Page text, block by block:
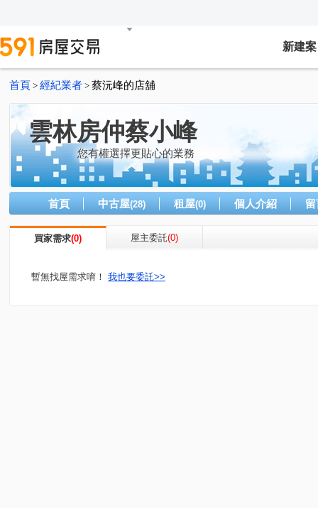
新建案
首頁 > 經紀業者 > 蔡沅峰的店舖
雲林房仲蔡小峰
您有權選擇更貼心的業務
首頁 中古屋(28) 租屋(0) 個人介紹
買家需求(0) 屋主委託(0)
暫無找屋需求唷！ 我也要委託>>